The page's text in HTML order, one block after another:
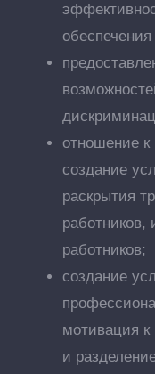
отношение к
создание
раскрытия
работников,
работников;
создание
мотивация
и